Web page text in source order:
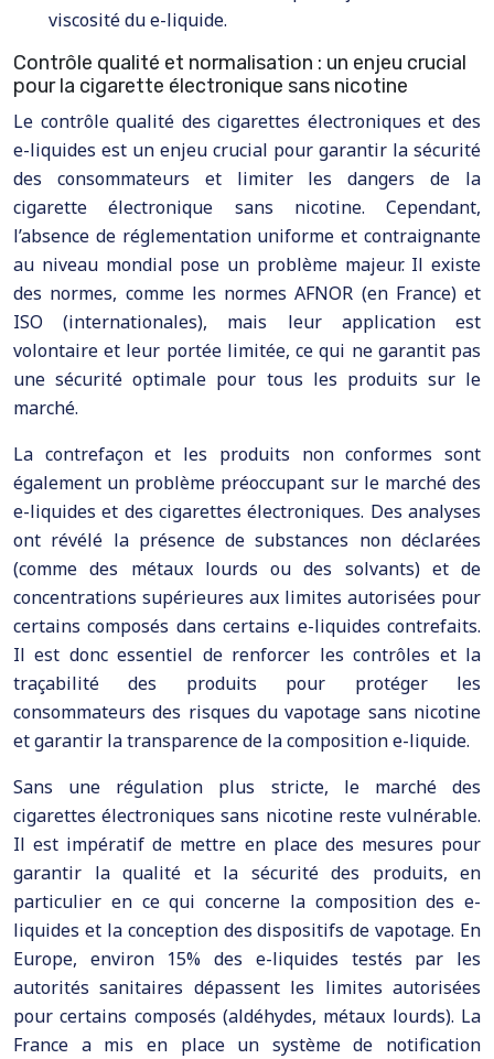
viscosité du e-liquide.
Contrôle qualité et normalisation : un enjeu crucial
pour la cigarette électronique sans nicotine
Le contrôle qualité des cigarettes électroniques et des
e-liquides est un enjeu crucial pour garantir la sécurité
des consommateurs et limiter les dangers de la
cigarette électronique sans nicotine. Cependant,
l’absence de réglementation uniforme et contraignante
au niveau mondial pose un problème majeur. Il existe
des normes, comme les normes AFNOR (en France) et
ISO (internationales), mais leur application est
volontaire et leur portée limitée, ce qui ne garantit pas
une sécurité optimale pour tous les produits sur le
marché.
La contrefaçon et les produits non conformes sont
également un problème préoccupant sur le marché des
e-liquides et des cigarettes électroniques. Des analyses
ont révélé la présence de substances non déclarées
(comme des métaux lourds ou des solvants) et de
concentrations supérieures aux limites autorisées pour
certains composés dans certains e-liquides contrefaits.
Il est donc essentiel de renforcer les contrôles et la
traçabilité des produits pour protéger les
consommateurs des risques du vapotage sans nicotine
et garantir la transparence de la composition e-liquide.
Sans une régulation plus stricte, le marché des
cigarettes électroniques sans nicotine reste vulnérable.
Il est impératif de mettre en place des mesures pour
garantir la qualité et la sécurité des produits, en
particulier en ce qui concerne la composition des e-
liquides et la conception des dispositifs de vapotage. En
Europe, environ 15% des e-liquides testés par les
autorités sanitaires dépassent les limites autorisées
pour certains composés (aldéhydes, métaux lourds). La
France a mis en place un système de notification